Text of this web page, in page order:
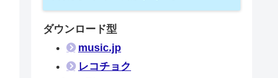
ダウンロード型
music.jp
レコチョク